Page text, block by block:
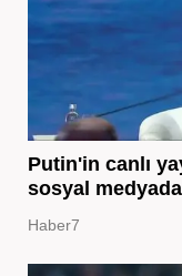
Putin'in canlı
sosyal
Haber7